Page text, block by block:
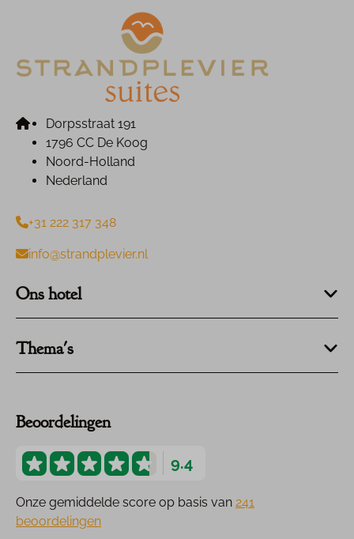
Dorpsstraat 191
1796 CC De Koog
Noord-Holland
Nederland
+31 222 317 348
info@strandplevier.nl
Ons hotel
Thema's
Beoordelingen
9.4
Onze gemiddelde score op basis van 241
beoordelingen